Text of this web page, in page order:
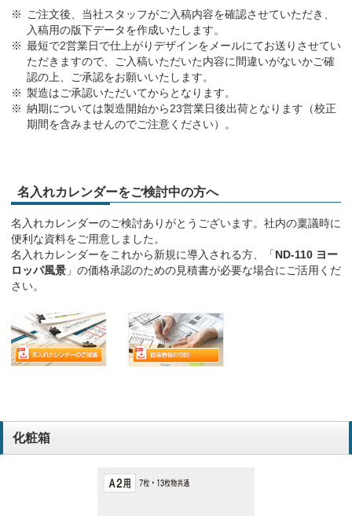
ご注文後、当社スタッフがご入稿内容を確認させていただき、
入稿用の版下データを作成いたします。
最短で2営業日で仕上がりデザインをメールにてお送りさせてい
ただきますので、ご入稿いただいた内容に間違いがないかご確
認の上、ご承認をお願いいたします。
製造はご承認いただいてからとなります。
納期については製造開始から23営業日後出荷となります（校正
期間を含みませんのでご注意ください）。
名入れカレンダーをご検討中の方へ
名入れカレンダーのご検討ありがとうございます。社内の稟議時に
便利な資料をご用意しました。
名入れカレンダーをこれから新規に導入される方、「ND-110 ヨー
ロッパ風景 」の価格承認のための見積書が必要な場合にご活用くだ
さい。
化粧箱